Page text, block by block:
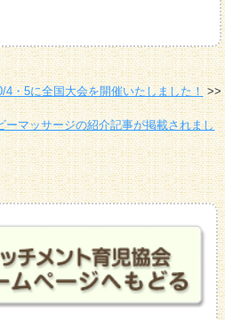
4・5に全国大会を開催いたしました！
ーマッサージの紹介記事が掲載されまし